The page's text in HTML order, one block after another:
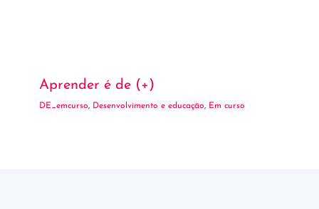
Aprender é de (+)
DE_emcurso, Desenvolvimento e educação, Em curso